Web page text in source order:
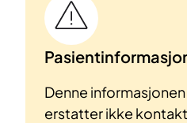
Denne
erstatter ikke